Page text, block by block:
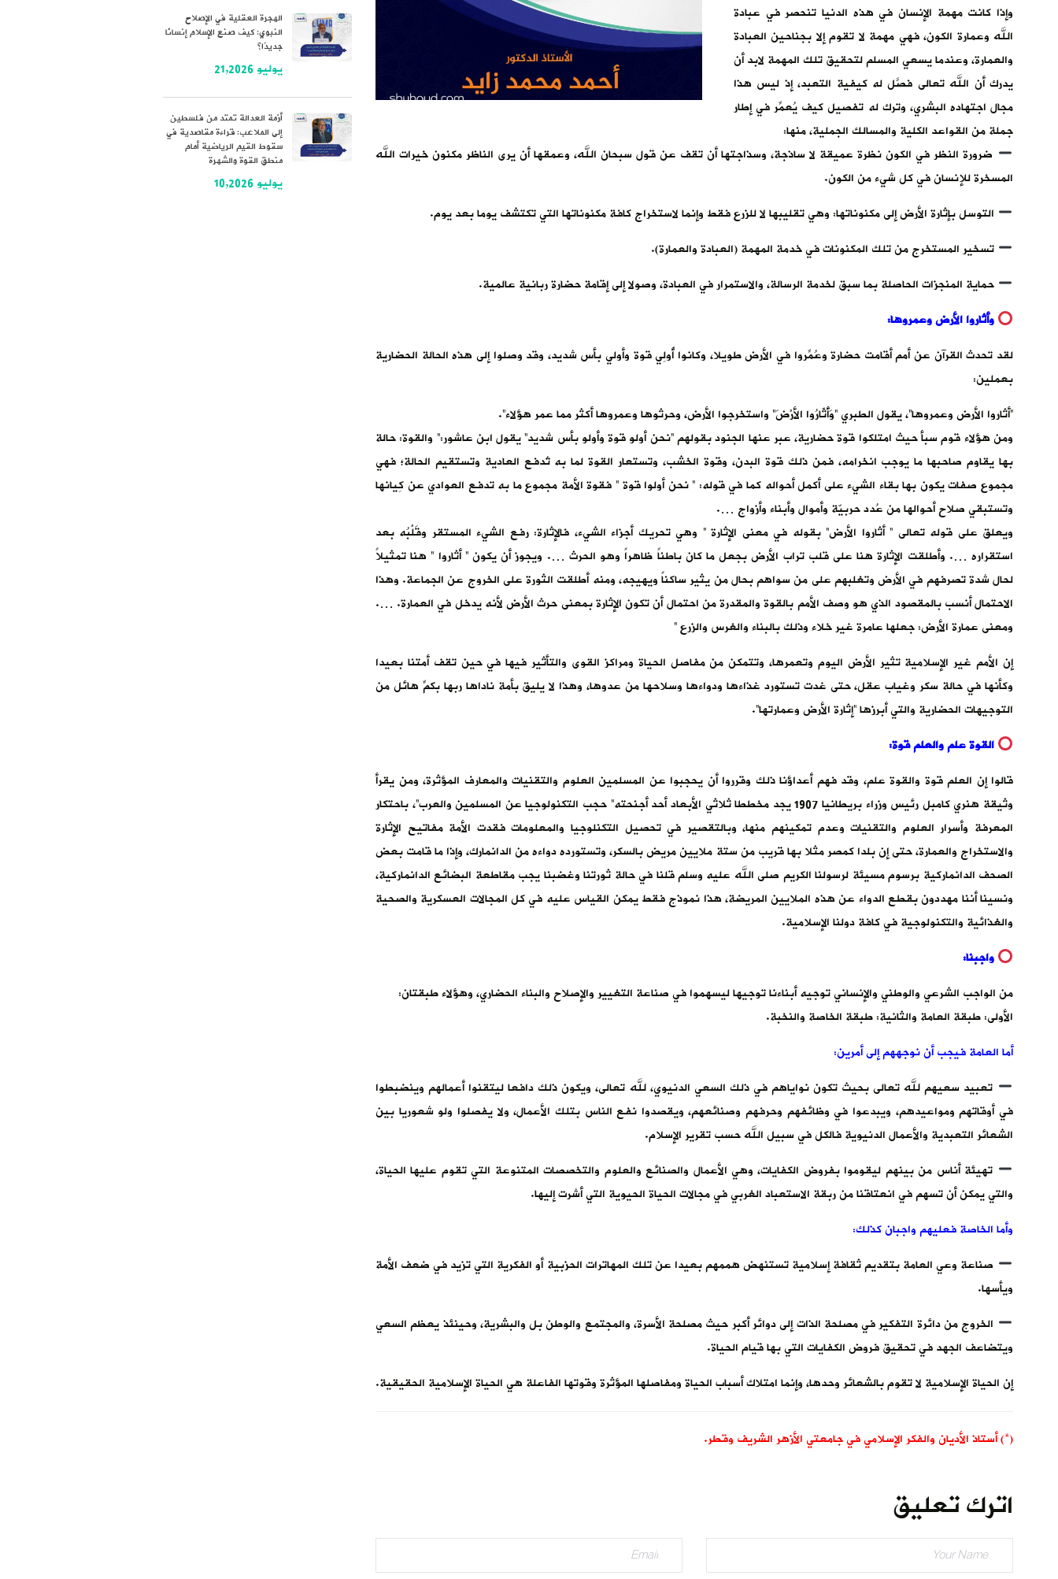
وإذا كانت مهمة الإنسان في هذه الدنيا تنحصر في عبادة
الله وعمارة الكون، فهي مهمة لا تقوم إلا بجناحين العبادة
والعمارة، وعندما يسعي المسلم لتحقيق تلك المهمة لابد أن
يدرك أن الله تعالى فصَّل له كيفية التعبد، إذ ليس هذا
مجال اجتهاده البشري، وترك له تفصيل كيف يُعمِّر في إطار
جملة من القواعد الكلية والمسالك الجملية، منها:
ضرورة النظر في الكون نظرة عميقة لا ساذجة، وسذاجتها أن تقف عن قول سبحان الله، وعمقها أن يرى الناظر مكنون خيرات الله
المسخرة للإنسان في كل شيء من الكون.
التوسل بإثارة الأرض إلى مكنوناتها: وهي تقليبها لا للزرع فقط وإنما لاستخراج كافة مكنوناتها التي تكتشف يوما بعد يوم.
تسخير المستخرج من تلك المكنونات في خدمة المهمة (العبادة والعمارة).
حماية المنجزات الحاصلة بما سبق لخدمة الرسالة، والاستمرار في العبادة، وصولا إلى إقامة حضارة ربانية عالمية.
وأثاروا الأرض وعمروها:
لقد تحدث القرآن عن أمم أقامت حضارة وعُمِّروا في الأرض طويلا، وكانوا أُولِي قوة وأولي بأس شديد، وقد وصلوا إلى هذه الحالة الحضارية
بعملين:
“أثاروا الأرض وعمروها”، يقول الطبري “وَأَثَارُوا الأرْضَ” واستخرجوا الأرض، وحرثوها وعمروها أكثر مما عمر هؤلاء”.
ومن هؤلاء قوم سبأ حيث امتلكوا قوة حضارية، عبر عنها الجنود بقولهم “نحن أولو قوة وأولو بأس شديد” يقول ابن عاشور:” والقوة: حالة
بها يقاوم صاحبها ما يوجب انخرامه، فمن ذلك قوة البدن، وقوة الخشب، وتستعار القوة لما به تُدفع العادية وتستقيم الحالة؛ فهي
مجموع صفات يكون بها بقاء الشيء على أكمل أحواله كما في قوله: ” نحن أولوا قوة ” فقوة الأمة مجموع ما به تدفع العوادي عن كِيانها
وتستبقي صلاح أحوالها من عُدد حربيّة وأموال وأبناء وأزواج ….
ويعلق على قوله تعالى ” أثاروا الأرض” بقوله في معنى الإثارة ” وهي تحريك أجزاء الشيء، فالإثارة: رفع الشيء المستقر وقَلْبُه بعد
استقراره …. وأطلقت الإثارة هنا على قلب تراب الأرض بجعل ما كان باطناً ظاهراً وهو الحرث …. ويجوز أن يكون ” أثاروا ” هنا تمثيلاً
لحال شدة تصرفهم في الأرض وتغلبهم على من سواهم بحال من يثير ساكناً ويهيجه، ومنه أطلقت الثورة على الخروج عن الجماعة. وهذا
الاحتمال أنسب بالمقصود الذي هو وصف الأمم بالقوة والمقدرة من احتمال أن تكون الإثارة بمعنى حرث الأرض لأنه يدخل في العمارة. ….
ومعنى عمارة الأرض: جعلها عامرة غير خلاء وذلك بالبناء والغرس والزرع “
إن الأمم غير الإسلامية تثير الأرض اليوم وتعمرها، وتتمكن من مفاصل الحياة ومراكز القوى والتأثير فيها في حين تقف أمتنا بعيدا
وكأنها في حالة سكر وغياب عقل، حتى غدت تستورد غذاءها ودواءها وسلاحها من عدوها، وهذا لا يليق بأمة ناداها ربها بكمٍّ هائل من
التوجيهات الحضارية والتي أبرزها “إثارة الأرض وعمارتها”.
القوة علم والعلم قوة:
قالوا إن العلم قوة والقوة علم، وقد فهم أعداؤنا ذلك وقرروا أن يحجبوا عن المسلمين العلوم والتقنيات والمعارف المؤثرة، ومن يقرأ
وثيقة هنري كامبل رئيس وزراء بريطانيا 1907 يجد مخططا ثلاثي الأبعاد أحد أجنحته” حجب التكنولوجيا عن المسلمين والعرب”، باحتكار
المعرفة وأسرار العلوم والتقنيات وعدم تمكينهم منها، وبالتقصير في تحصيل التكنلوجيا والمعلومات فقدت الأمة مفاتيح الإثارة
والاستخراج والعمارة، حتى إن بلدا كمصر مثلا بها قريب من ستة ملايين مريض بالسكر، وتستورده دواءه من الدانمارك، وإذا ما قامت بعض
الصحف الدانماركية برسوم مسيئة لرسولنا الكريم صلى الله عليه وسلم قلنا في حالة ثورتنا وغضبنا يجب مقاطعة البضائع الدانماركية،
ونسينا أننا مهددون بقطع الدواء عن هذه الملايين المريضة، هذا نموذج فقط يمكن القياس عليه في كل المجالات العسكرية والصحية
والغذائية والتكنولوجية في كافة دولنا الإسلامية.
واجبنا:
من الواجب الشرعي والوطني والإنساني توجيه أبناءنا توجيها ليسهموا في صناعة التغيير والإصلاح والبناء الحضاري، وهؤلاء طبقتان:
الأولى: طبقة العامة والثانية: طبقة الخاصة والنخبة.
أما العامة فيجب أن نوجههم إلى أمرين:
تعبيد سعيهم لله تعالى بحيث تكون نواياهم في ذلك السعي الدنيوي، لله تعالى، ويكون ذلك دافعا ليتقنوا أعمالهم وينضبطوا
في أوقاتهم ومواعيدهم، ويبدعوا في وظائفهم وحرفهم وصنائعهم، ويقصدوا نفع الناس بتلك الأعمال، ولا يفصلوا ولو شعوريا بين
الشعائر التعبدية والأعمال الدنيوية فالكل في سبيل الله حسب تقرير الإسلام.
تهيئة أناس من بينهم ليقوموا بفروض الكفايات، وهي الأعمال والصنائع والعلوم والتخصصات المتنوعة التي تقوم عليها الحياة،
والتي يمكن أن تسهم في انعتاقنا من ربقة الاستعباد الغربي في مجالات الحياة الحيوية التي أشرت إليها.
وأما الخاصة فعليهم واجبان كذلك:
صناعة وعي العامة بتقديم ثقافة إسلامية تستنهض هممهم بعيدا عن تلك المهاترات الحزبية أو الفكرية التي تزيد في ضعف الأمة
ويأسها.
الخروج من دائرة التفكير في مصلحة الذات إلى دوائر أكبر حيث مصلحة الأسرة، والمجتمع والوطن بل والبشرية، وحينئذ يعظم السعي
ويتضاعف الجهد في تحقيق فروض الكفايات التي بها قيام الحياة.
إن الحياة الإسلامية لا تقوم بالشعائر وحدها، وإنما امتلاك أسباب الحياة ومفاصلها المؤثرة وقوتها الفاعلة هي الحياة الإسلامية الحقيقية.
(*) أستاذ الأديان والفكر الإسلامي في جامعتي الأزهر الشريف وقطر.
اترك تعليق
الهجرة العقلية في الإصلاح
النبوي: كيف صنع الإسلام إنسانًا
جديدًا؟
يوليو 21,2026
أزمة العدالة تمتد من فلسطين
إلى الملاعب: قراءة مقاصدية في
سقوط القيم الرياضية أمام
منطق القوة والشهرة
يوليو 10,2026